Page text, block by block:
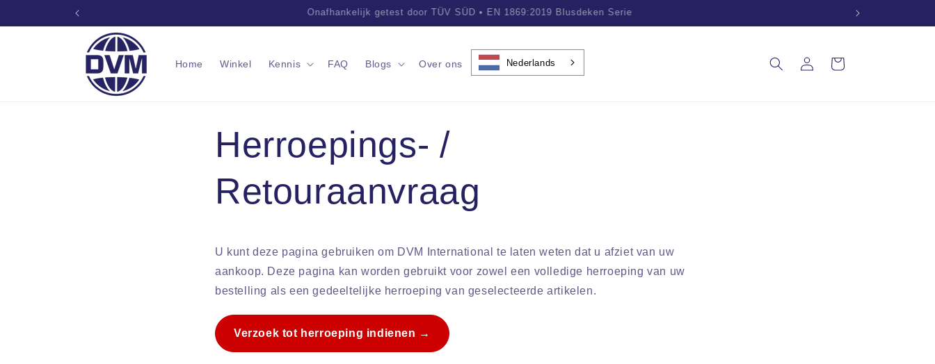
springen
Professionele Brandveiligheidsoplossingen • Vertrouwd door klanten wereldwijd
Home Winkel Kennis FAQ Blogs Over ons Nederlands InloggenWinkelwagen
Herroepings- /
Retouraanvraag
U kunt deze pagina gebruiken om DVM International te laten weten dat u afziet van uw
aankoop. Deze pagina kan worden gebruikt voor zowel een volledige herroeping van uw
bestelling als een gedeeltelijke herroeping van geselecteerde artikelen.
Verzoek tot herroeping indienen →